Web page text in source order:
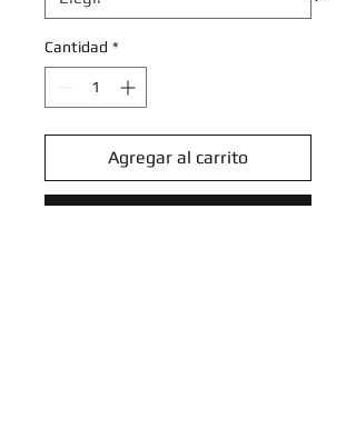
Cantidad *
Agregar al carrito